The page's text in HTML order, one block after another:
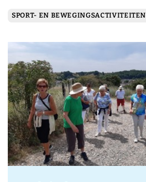
SPORT- EN BEWEGINGSACTIVITEITEN